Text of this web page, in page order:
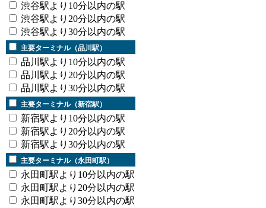
渋谷駅より10分以内の駅
渋谷駅より20分以内の駅
渋谷駅より30分以内の駅
主要ターミナル（品川駅）
品川駅より10分以内の駅
品川駅より20分以内の駅
品川駅より30分以内の駅
主要ターミナル（新宿駅）
新宿駅より10分以内の駅
新宿駅より20分以内の駅
新宿駅より30分以内の駅
主要ターミナル（永田町駅）
永田町駅より10分以内の駅
永田町駅より20分以内の駅
永田町駅より30分以内の駅